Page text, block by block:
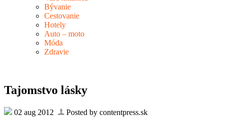
Bývanie
Cestovanie
Hotely
Auto – moto
Móda
Zdravie
Tajomstvo lásky
02 aug 2012 Posted by contentpress.sk